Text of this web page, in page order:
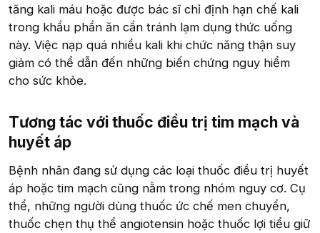
tăng kali máu hoặc được bác sĩ chỉ định hạn chế kali
trong khẩu phần ăn cần tránh lạm dụng thức uống
này. Việc nạp quá nhiều kali khi chức năng thận suy
giảm có thể dẫn đến những biến chứng nguy hiểm
cho sức khỏe.
Tương tác với thuốc điều trị tim mạch và
huyết áp​
Bệnh nhân đang sử dụng các loại thuốc điều trị huyết
áp hoặc tim mạch cũng nằm trong nhóm nguy cơ. Cụ
thể, những người dùng thuốc ức chế men chuyển,
thuốc chẹn thụ thể angiotensin hoặc thuốc lợi tiểu giữ